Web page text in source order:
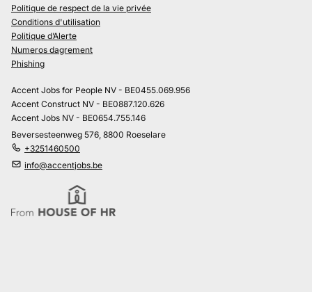
Politique de respect de la vie privée
Conditions d'utilisation
Politique d’Alerte
Numeros dagrement
Phishing
Accent Jobs for People NV - BE0455.069.956
Accent Construct NV - BE0887.120.626
Accent Jobs NV - BE0654.755.146
Beversesteenweg 576, 8800 Roeselare
+3251460500
info@accentjobs.be